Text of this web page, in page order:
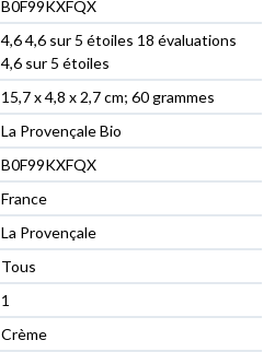
‎B0F99KXFQX
4,6 4,6 sur 5 étoiles 18 évaluations
4,6 sur 5 étoiles
15,7 x 4,8 x 2,7 cm; 60 grammes
La Provençale Bio
B0F99KXFQX
France
La Provençale
Tous
1
Crème